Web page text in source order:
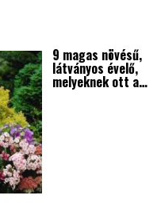
9 magas növésű,
látványos évelő,
melyeknek ott a…